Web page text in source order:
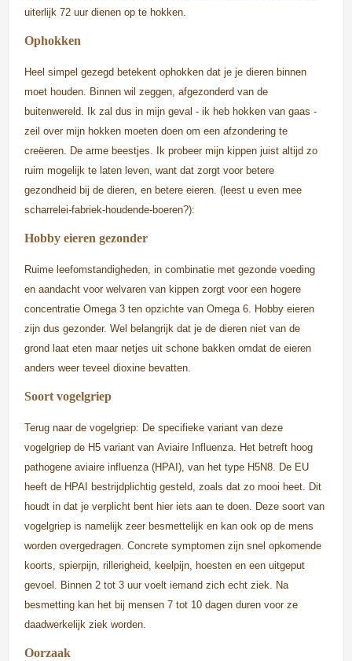
uiterlijk 72 uur dienen op te hokken.
Ophokken
Heel simpel gezegd betekent ophokken dat je je dieren binnen
moet houden. Binnen wil zeggen, afgezonderd van de
buitenwereld. Ik zal dus in mijn geval - ik heb hokken van gaas -
zeil over mijn hokken moeten doen om een afzondering te
creëeren. De arme beestjes. Ik probeer mijn kippen juist altijd zo
ruim mogelijk te laten leven, want dat zorgt voor betere
gezondheid bij de dieren, en betere eieren. (leest u even mee
scharrelei-fabriek-houdende-boeren?):
Hobby eieren gezonder
Ruime leefomstandigheden, in combinatie met gezonde voeding
en aandacht voor welvaren van kippen zorgt voor een hogere
concentratie Omega 3 ten opzichte van Omega 6. Hobby eieren
zijn dus gezonder. Wel belangrijk dat je de dieren niet van de
grond laat eten maar netjes uit schone bakken omdat de eieren
anders weer teveel dioxine bevatten.
Soort vogelgriep
Terug naar de vogelgriep: De specifieke variant van deze
vogelgriep de H5 variant van Aviaire Influenza. Het betreft hoog
pathogene aviaire influenza (HPAI), van het type H5N8. De EU
heeft de HPAI bestrijdplichtig gesteld, zoals dat zo mooi heet. Dit
houdt in dat je verplicht bent hier iets aan te doen. Deze soort van
vogelgriep is namelijk zeer besmettelijk en kan ook op de mens
worden overgedragen. Concrete symptomen zijn snel opkomende
koorts, spierpijn, rillerigheid, keelpijn, hoesten en een uitgeput
gevoel. Binnen 2 tot 3 uur voelt iemand zich echt ziek. Na
besmetting kan het bij mensen 7 tot 10 dagen duren voor ze
daadwerkelijk ziek worden.
Oorzaak